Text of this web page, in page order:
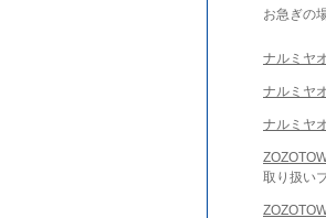
お急ぎの
ナルミヤ
ナルミヤ
ナルミヤ
取り扱い